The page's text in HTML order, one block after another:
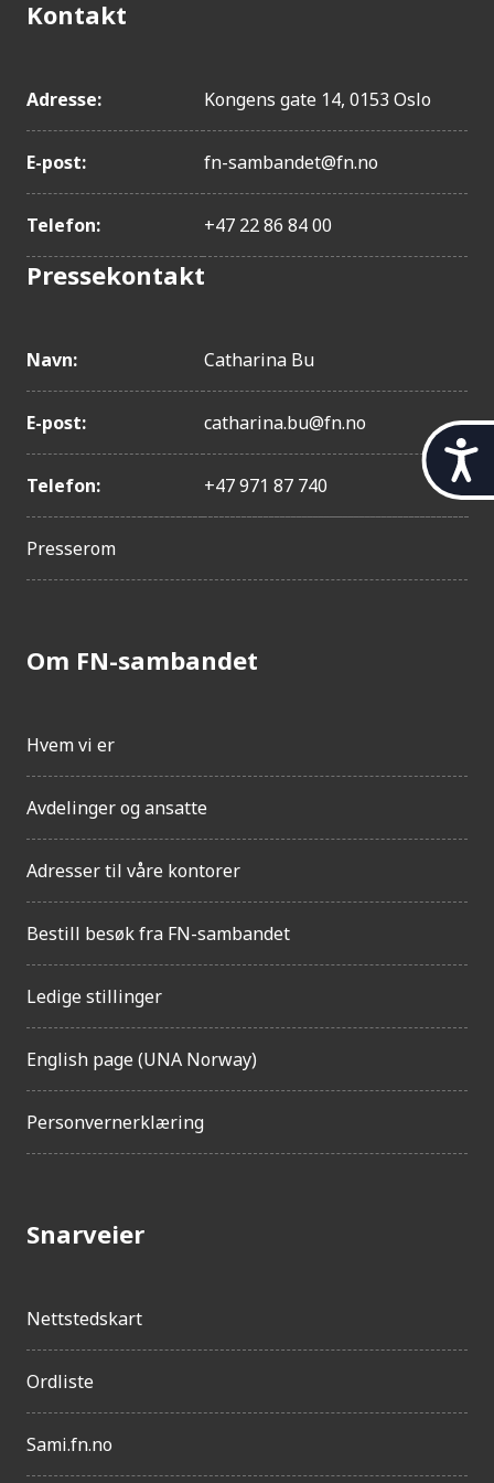
t
l
g
t
Kontakt
Adresse: Kongens gate 14, 0153 Oslo
E-post: fn-sambandet@fn.no
Telefon: +47 22 86 84 00
Pressekontakt
Navn: Catharina Bu
E-post: catharina.bu@fn.no
Telefon: +47 971 87 740
Presserom
Om FN-sambandet
Hvem vi er
Avdelinger og ansatte
Adresser til våre kontorer
Bestill besøk fra FN-sambandet
Ledige stillinger
English page (UNA Norway)
Personvernerklæring
Snarveier
Nettstedskart
Ordliste
Sami.fn.no